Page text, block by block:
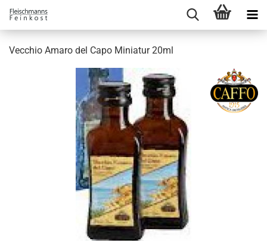
Vecchio Amaro del Capo Miniatur 20ml